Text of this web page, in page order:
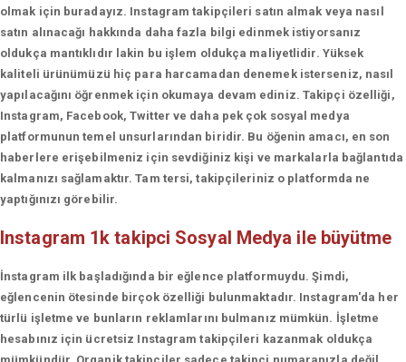
olmak için buradayız. Instagram takipçileri satın almak veya nasıl
satın alınacağı hakkında daha fazla bilgi edinmek istiyorsanız
oldukça mantıklıdır lakin bu işlem oldukça maliyetlidir. Yüksek
kaliteli ürünümüzü hiç para harcamadan denemek isterseniz, nasıl
yapılacağını öğrenmek için okumaya devam ediniz. Takipçi özelliği,
Instagram, Facebook, Twitter ve daha pek çok sosyal medya
platformunun temel unsurlarından biridir. Bu öğenin amacı, en son
haberlere erişebilmeniz için sevdiğiniz kişi ve markalarla bağlantıda
kalmanızı sağlamaktır. Tam tersi, takipçileriniz o platformda ne
yaptığınızı görebilir.
Instagram 1k takipci Sosyal Medya ile büyütme
İnstagram ilk başladığında bir eğlence platformuydu. Şimdi,
eğlencenin ötesinde birçok özelliği bulunmaktadır. Instagram'da her
türlü işletme ve bunların reklamlarını bulmanız mümkün. İşletme
hesabınız için ücretsiz Instagram takipçileri kazanmak oldukça